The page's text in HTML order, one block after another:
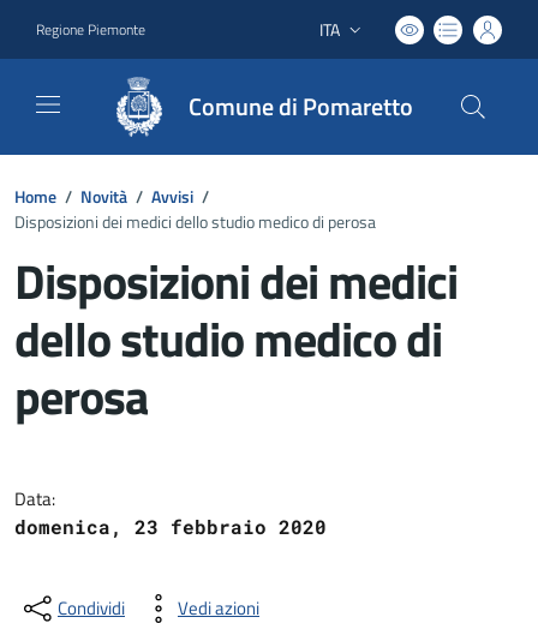
Regione Piemonte Lingua attiva:
ITA
Comune di Pomaretto
Home / Novità / Avvisi /
Disposizioni dei medici dello studio medico di perosa
Disposizioni dei medici
dello studio medico di
perosa
Data:
domenica, 23 febbraio 2020
Condividi Vedi azioni